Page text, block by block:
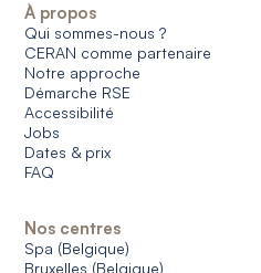
À propos
Qui sommes-nous ?
CERAN comme partenaire
Notre approche
Démarche RSE
Accessibilité
Jobs
Dates & prix
FAQ
Nos centres
Spa (Belgique)
Bruxelles (Belgique)